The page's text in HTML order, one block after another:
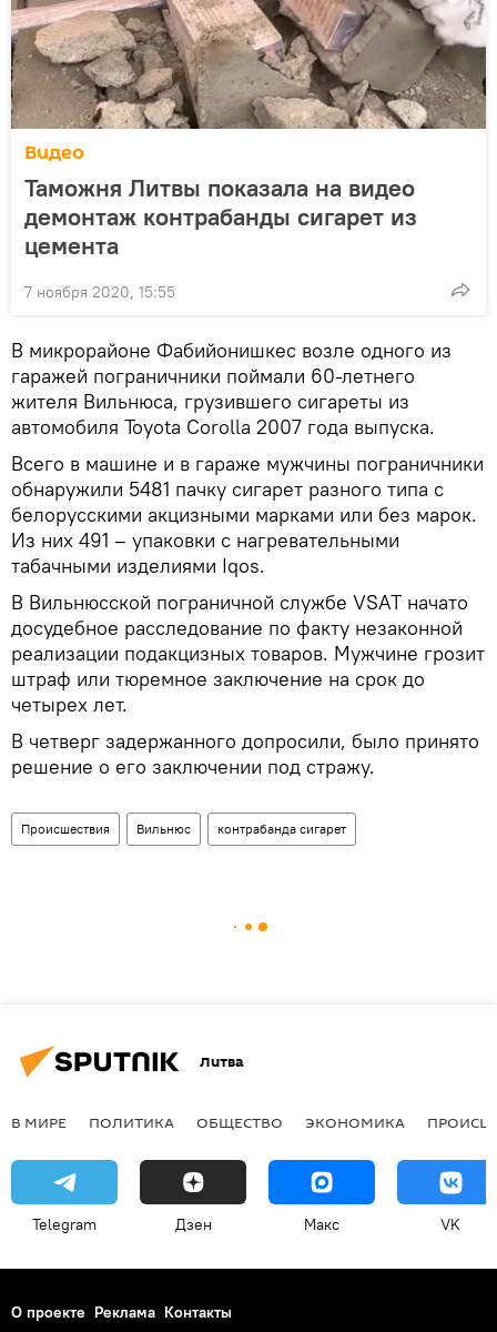
Видео
Таможня Литвы показала на видео
демонтаж контрабанды сигарет из
цемента
7 ноября 2020, 15:55
В микрорайоне Фабийонишкес возле одного из
гаражей пограничники поймали 60-летнего
жителя Вильнюса, грузившего сигареты из
автомобиля Toyota Corolla 2007 года выпуска.
Всего в машине и в гараже мужчины пограничники
обнаружили 5481 пачку сигарет разного типа с
белорусскими акцизными марками или без марок.
Из них 491 – упаковки с нагревательными
табачными изделиями Iqos.
В Вильнюсской пограничной службе VSAT начато
досудебное расследование по факту незаконной
реализации подакцизных товаров. Мужчине грозит
штраф или тюремное заключение на срок до
четырех лет.
В четверг задержанного допросили, было принято
решение о его заключении под стражу.
Происшествия Вильнюс контрабанда сигарет
Литва
В МИРЕ ПОЛИТИКА ОБЩЕСТВО ЭКОНОМИКА
Telegram Дзен Макс VK
О проекте Реклама Контакты